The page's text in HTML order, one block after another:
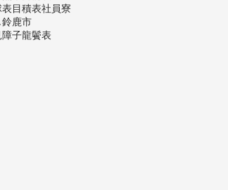
目積表社員寮
鈴鹿市
障子龍鬢表